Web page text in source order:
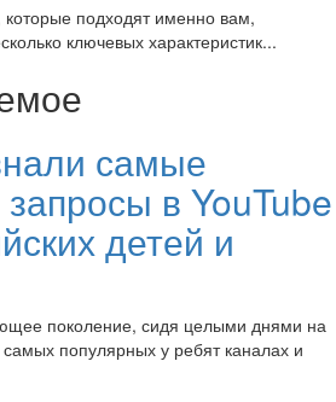
подходят именно вам,
ключевых характеристик...
самые
в YouTube
детей и
поколение, сидя целыми днями на
популярных у ребят каналах и